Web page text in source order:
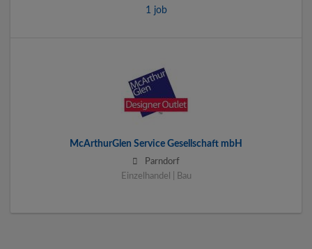
1 job
McArthurGlen Service Gesellschaft mbH
Parndorf
Einzelhandel | Bau